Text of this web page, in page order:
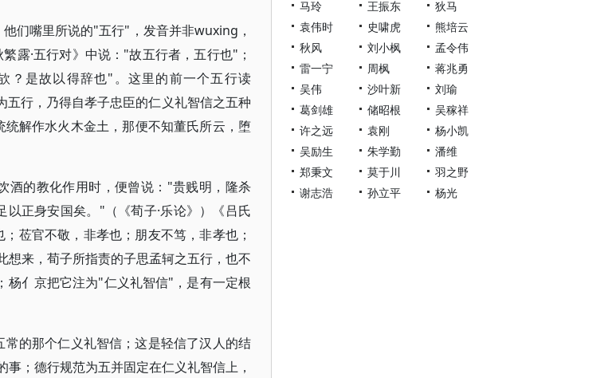
们嘴里所说的"五行"，发音并非wuxing，
露·五行对》中说："故五行者，五行也"；
？是故以得辞也"。这里的前一个五行读
行，乃得自孝子忠臣的仁义礼智信之五种
解作水火木金土，那便不知董氏所云，堕
酒的教化作用时，便曾说："贵贱明，隆杀
正身安国矣。"（《荀子·乐论》）《吕氏
莅官不敬，非孝也；朋友不笃，非孝也；
来，荀子所指责的子思孟轲之五行，也不
亻京把它注为"仁义礼智信"，是有一定根
的那个仁义礼智信；这是轻信了汉人的结
；德行规范为五并固定在仁义礼智信上，
马玲
王振东
狄马
袁伟时
史啸虎
熊培云
秋风
刘小枫
孟令伟
雷一宁
周枫
蒋兆勇
吴伟
沙叶新
刘瑜
葛剑雄
储昭根
吴稼祥
许之远
袁刚
杨小凯
吴励生
朱学勤
潘维
郑秉文
莫于川
羽之野
谢志浩
孙立平 杨光